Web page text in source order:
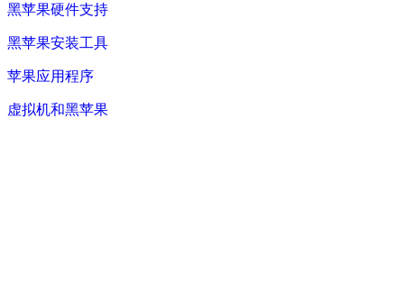
黑苹果硬件支持
黑苹果安装工具
苹果应用程序
虚拟机和黑苹果